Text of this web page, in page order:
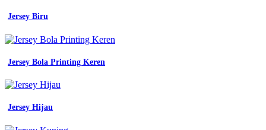
Jersey Biru
Jersey Bola Printing Keren
Jersey Hijau